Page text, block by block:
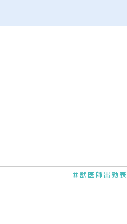
#獣医師出勤表